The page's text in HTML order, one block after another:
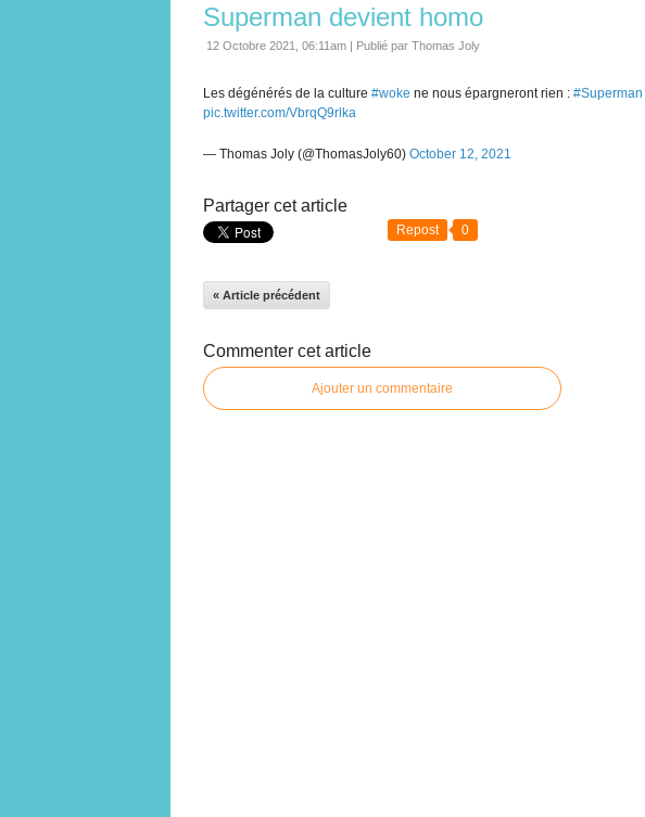
Superman devient homo
12 Octobre 2021, 06:11am | Publié par Thomas Joly
Les dégénérés de la culture #woke ne nous épargneront rien : #Superman
pic.twitter.com/VbrqQ9rlka
— Thomas Joly (@ThomasJoly60) October 12, 2021
Partager cet article
Repost 0
« Article précédent
Commenter cet article
Ajouter un commentaire